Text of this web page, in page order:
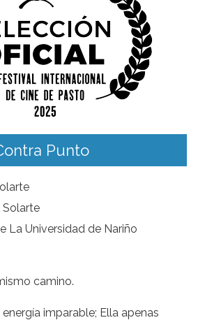
Punto
Solarte
La Universidad de Nariño
camino.
imparable; Ella apenas